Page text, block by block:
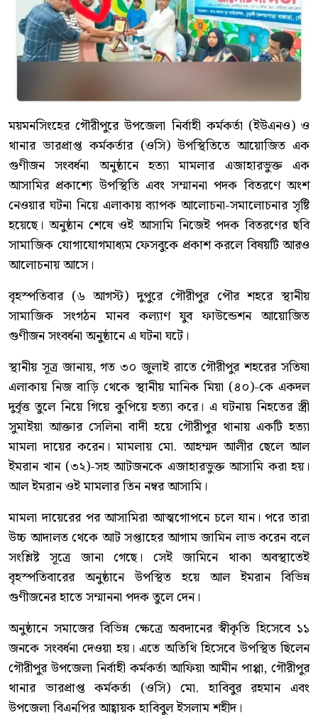
ময়মনসিংহের গৌরীপুরে উপজেলা নির্বাহী কর্মকর্তা (ইউএনও) ও
থানার ভারপ্রাপ্ত কর্মকর্তার (ওসি) উপস্থিতিতে আয়োজিত এক
গুণীজন সংবর্ধনা অনুষ্ঠানে হত্যা মামলার এজাহারভুক্ত এক
আসামির প্রকাশ্যে উপস্থিতি এবং সম্মাননা পদক বিতরণে অংশ
নেওয়ার ঘটনা নিয়ে এলাকায় ব্যাপক আলোচনা-সমালোচনার সৃষ্টি
হয়েছে। অনুষ্ঠান শেষে ওই আসামি নিজেই পদক বিতরণের ছবি
সামাজিক যোগাযোগমাধ্যম ফেসবুকে প্রকাশ করলে বিষয়টি আরও
আলোচনায় আসে।
বৃহস্পতিবার (৬ আগস্ট) দুপুরে গৌরীপুর পৌর শহরে স্থানীয়
সামাজিক সংগঠন মানব কল্যাণ যুব ফাউন্ডেশন আয়োজিত
গুণীজন সংবর্ধনা অনুষ্ঠানে এ ঘটনা ঘটে।
স্থানীয় সূত্র জানায়, গত ৩০ জুলাই রাতে গৌরীপুর শহরের সতিষা
এলাকায় নিজ বাড়ি থেকে স্থানীয় মানিক মিয়া (৪০)-কে একদল
দুর্বৃত্ত তুলে নিয়ে গিয়ে কুপিয়ে হত্যা করে। এ ঘটনায় নিহতের স্ত্রী
সুমাইয়া আক্তার সেলিনা বাদী হয়ে গৌরীপুর থানায় একটি হত্যা
মামলা দায়ের করেন। মামলায় মো. আহম্মদ আলীর ছেলে আল
ইমরান খান (৩২)-সহ আটজনকে এজাহারভুক্ত আসামি করা হয়।
আল ইমরান ওই মামলার তিন নম্বর আসামি।
মামলা দায়েরের পর আসামিরা আত্মগোপনে চলে যান। পরে তারা
উচ্চ আদালত থেকে আট সপ্তাহের আগাম জামিন লাভ করেন বলে
সংশ্লিষ্ট সূত্রে জানা গেছে। সেই জামিনে থাকা অবস্থাতেই
বৃহস্পতিবারের অনুষ্ঠানে উপস্থিত হয়ে আল ইমরান বিভিন্ন
গুণীজনের হাতে সম্মাননা পদক তুলে দেন।
অনুষ্ঠানে সমাজের বিভিন্ন ক্ষেত্রে অবদানের স্বীকৃতি হিসেবে ১১
জনকে সংবর্ধনা দেওয়া হয়। এতে অতিথি হিসেবে উপস্থিত ছিলেন
গৌরীপুর উপজেলা নির্বাহী কর্মকর্তা আফিয়া আমীন পাপ্পা, গৌরীপুর
থানার ভারপ্রাপ্ত কর্মকর্তা (ওসি) মো. হাবিবুর রহমান এবং
উপজেলা বিএনপির আহ্বায়ক হাবিবুল ইসলাম শহীদ।